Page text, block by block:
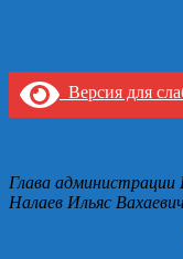
Версия для
Глава администрации
Налаев Ильяс